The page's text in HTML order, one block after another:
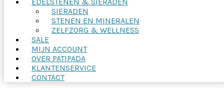
SIERADEN
STENEN EN MINERALEN
ZELFZORG & WELLNESS
SALE
MIJN ACCOUNT
OVER PATIPADA
KLANTENSERVICE
CONTACT